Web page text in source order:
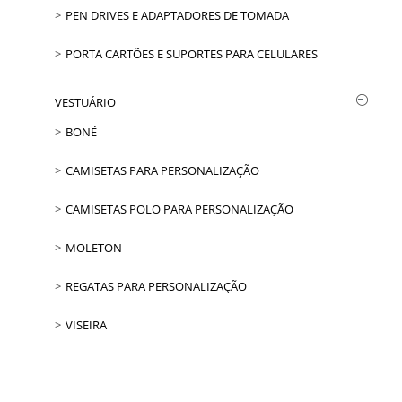
PEN DRIVES E ADAPTADORES DE TOMADA
PORTA CARTÕES E SUPORTES PARA CELULARES
VESTUÁRIO
BONÉ
CAMISETAS PARA PERSONALIZAÇÃO
CAMISETAS POLO PARA PERSONALIZAÇÃO
MOLETON
REGATAS PARA PERSONALIZAÇÃO
VISEIRA